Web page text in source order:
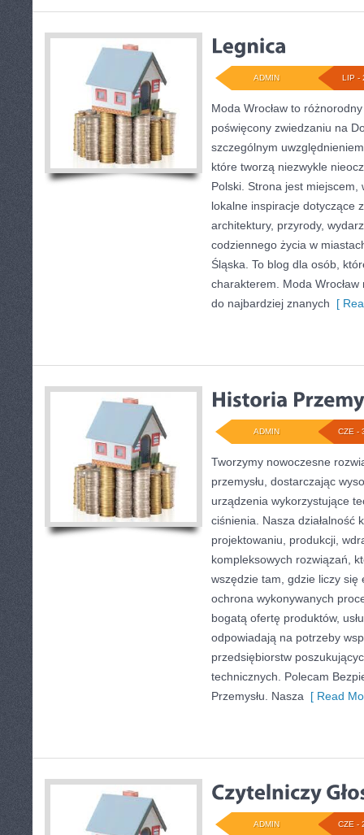
LIP -
ADMIN
Moda Wrocław to
poświęcony zwiedzaniu na
szczególnym
które tworzą niezwykle
Polski. Strona jest
lokalne inspiracje dotyczące
architektury, przyrody,
codziennego życia w
Śląska. To blog dla osób,
charakterem. Moda Wrocław
do najbardziej znanych [
CZE -
ADMIN
Tworzymy nowoczesne
przemysłu, dostarczając
urządzenia wykorzystujące
ciśnienia. Nasza działalność
projektowaniu, produkcji,
kompleksowych rozwiązań,
wszędzie tam, gdzie liczy
ochrona wykonywanych
bogatą ofertę produktów,
odpowiadają na potrzeby
przedsiębiorstw
technicznych. Polecam
Przemysłu. Nasza [ Read
CZE -
ADMIN